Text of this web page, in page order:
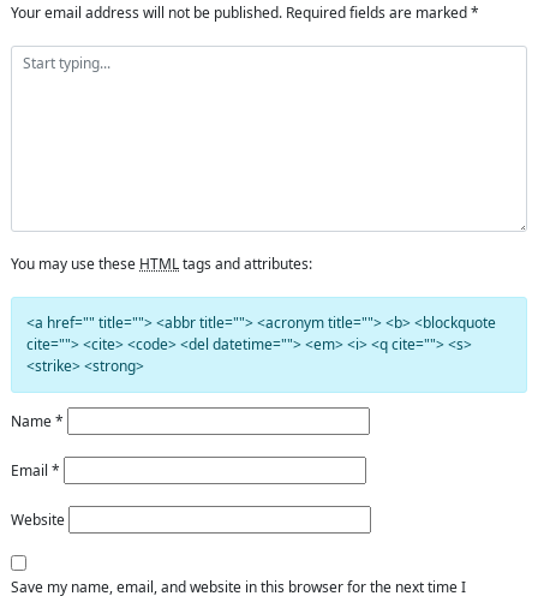
Your email address will not be published. Required fields are marked*
You may use these HTMLtags and attributes:
<a href="" title=""> <abbr title=""> <acronym title=""> <b> <blockquote
cite=""> <cite> <code> <del datetime=""> <em> <i> <q cite=""> <s>
<strike> <strong>
Name*
Email *
Website
Save my name, email, and website in this browser for the next time I